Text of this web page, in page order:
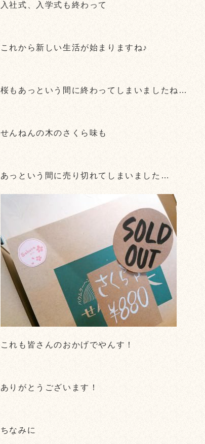
入社式、入学式も終わって
これから新しい生活が始まりますね♪
桜もあっという間に終わってしまいましたね…
せんねんの木のさくら味も
あっという間に売り切れてしまいました…
これも皆さんのおかげでやんす！
ありがとうございます！
ちなみに